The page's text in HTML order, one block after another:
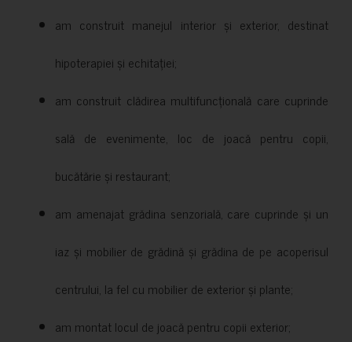
am construit manejul interior și exterior, destinat
hipoterapiei și echitației;
am construit clădirea multifuncțională care cuprinde
sală de evenimente, loc de joacă pentru copii,
bucătărie și restaurant;
am amenajat grădina senzorială, care cuprinde și un
iaz și mobilier de grădină și grădina de pe acoperisul
centrului, la fel cu mobilier de exterior și plante;
am montat locul de joacă pentru copii exterior;